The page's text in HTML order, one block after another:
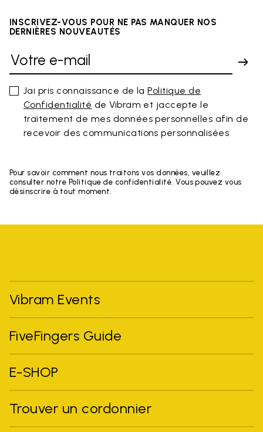
INSCRIVEZ-VOUS POUR NE PAS MANQUER NOS
DERNIÈRES NOUVEAUTÉS
Jai pris connaissance de laPolitique de
Confidentialité de Vibram et jaccepte le
traitement de mes données personnelles afin de
recevoir des communications personnalisées
Pour savoir comment nous traitons vos données, veuillez
consulter notre Politique de confidentialité. Vous pouvez vous
désinscrire à tout moment.
Vibram Events
FiveFingers Guide
E-SHOP
Trouver un cordonnier